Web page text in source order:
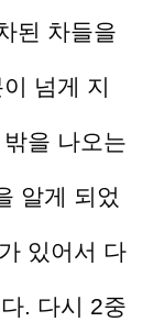
된 차들을
넘게 지
을 나오는
알게 되었
있어서 다
. 다시 2중